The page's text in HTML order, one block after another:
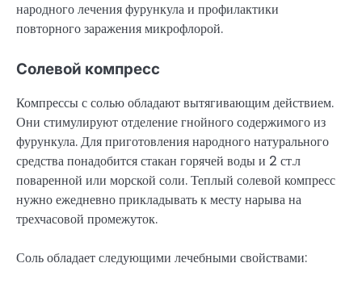
народного лечения фурункула и профилактики
повторного заражения микрофлорой.
Солевой компресс
Компрессы с солью обладают вытягивающим действием.
Они стимулируют отделение гнойного содержимого из
фурункула. Для приготовления народного натурального
средства понадобится стакан горячей воды и 2 ст.л
поваренной или морской соли. Теплый солевой компресс
нужно ежедневно прикладывать к месту нарыва на
трехчасовой промежуток.
Соль обладает следующими лечебными свойствами: